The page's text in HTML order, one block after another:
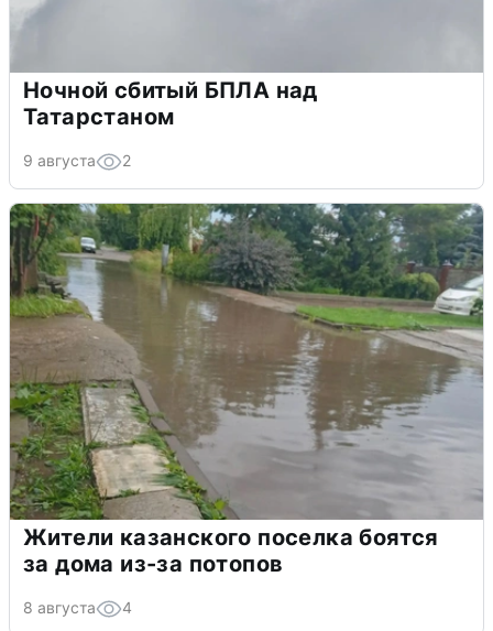
Ночной сбитый БПЛА над
Татарстаном
9 августа 2
Жители казанского поселка боятся
за дома из-за потопов
8 августа 4